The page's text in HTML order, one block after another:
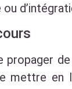
mettre en